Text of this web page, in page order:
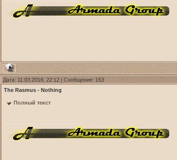
Дата: 11.03.2018, 22:12 | Сообщение: 153
The Rasmus - Nothing
Полный текст